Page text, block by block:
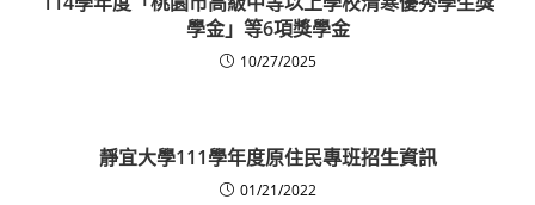
學金」等6項獎學金
10/27/2025
靜宜大學111學年度原住民專班招生資訊
01/21/2022